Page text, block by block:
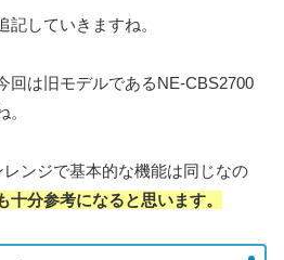
していきますね。
回は旧モデルであるNE-CBS2700
ンジで基本的な機能は同じなの
十分参考になると思います。